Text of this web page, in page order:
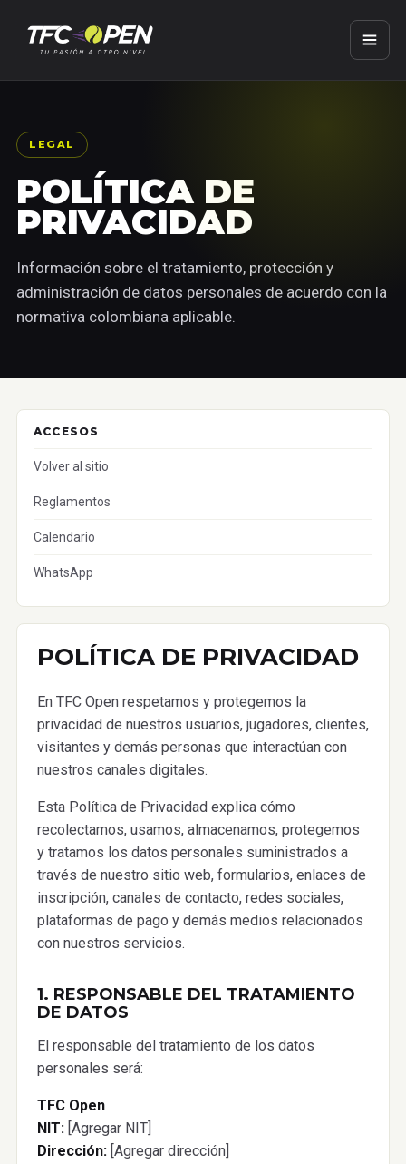
LEGAL
POLÍTICA DE
PRIVACIDAD
Información sobre el tratamiento, protección y
administración de datos personales de acuerdo con la
normativa colombiana aplicable.
ACCESOS
Volver al sitio
Reglamentos
Calendario
WhatsApp
POLÍTICA DE PRIVACIDAD
En TFC Open respetamos y protegemos la
privacidad de nuestros usuarios, jugadores, clientes,
visitantes y demás personas que interactúan con
nuestros canales digitales.
Esta Política de Privacidad explica cómo
recolectamos, usamos, almacenamos, protegemos
y tratamos los datos personales suministrados a
través de nuestro sitio web, formularios, enlaces de
inscripción, canales de contacto, redes sociales,
plataformas de pago y demás medios relacionados
con nuestros servicios.
1. RESPONSABLE DEL TRATAMIENTO
DE DATOS
El responsable del tratamiento de los datos
personales será:
TFC Open
NIT: [Agregar NIT]
Dirección: [Agregar dirección]